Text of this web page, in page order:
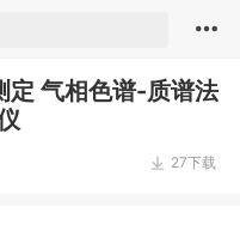
定 气相色谱-质谱法
27下载